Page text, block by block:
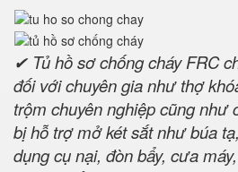
✔ Tủ hồ sơ chống cháy FRC
đối với chuyên gia như thợ
trộm chuyên nghiệp cũng như
bị hỗ trợ mở két sắt như búa
dụng cụ nại, đòn bẩy, cưa